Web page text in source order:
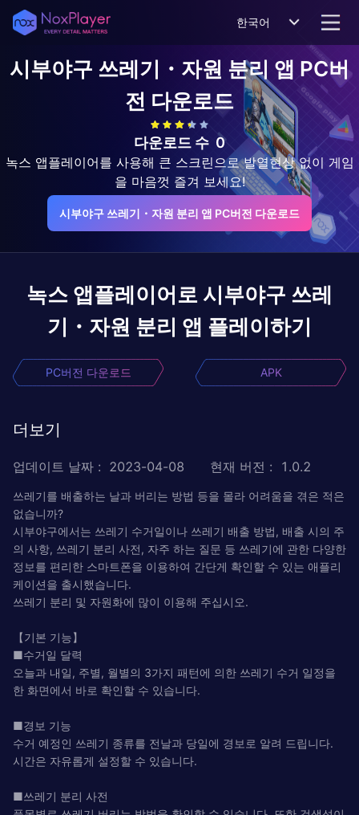
한국어
시부야구 쓰레기・자원 분리 앱 PC버
전 다운로드
다운로드 수 0
녹스 앱플레이어를 사용해 큰 스크린으로 발열현상 없이 게임
을 마음껏 즐겨 보세요!
시부야구 쓰레기・자원 분리 앱 PC버전 다운로드
녹스 앱플레이어로 시부야구 쓰레
기・자원 분리 앱 플레이하기
PC버전 다운로드 APK
더보기
업데이트 날짜 : 2023-04-08 현재 버전 : 1.0.2
쓰레기를 배출하는 날과 버리는 방법 등을 몰라 어려움을 겪은 적은
없습니까?
시부야구에서는 쓰레기 수거일이나 쓰레기 배출 방법, 배출 시의 주
의 사항, 쓰레기 분리 사전, 자주 하는 질문 등 쓰레기에 관한 다양한
정보를 편리한 스마트폰을 이용하여 간단게 확인할 수 있는 애플리
케이션을 출시했습니다.
쓰레기 분리 및 자원화에 많이 이용해 주십시오.
【기본 기능】
■수거일 달력
오늘과 내일, 주별, 월별의 3가지 패턴에 의한 쓰레기 수거 일정을
한 화면에서 바로 확인할 수 있습니다.
■경보 기능
수거 예정인 쓰레기 종류를 전날과 당일에 경보로 알려 드립니다.
시간은 자유롭게 설정할 수 있습니다.
■쓰레기 분리 사전